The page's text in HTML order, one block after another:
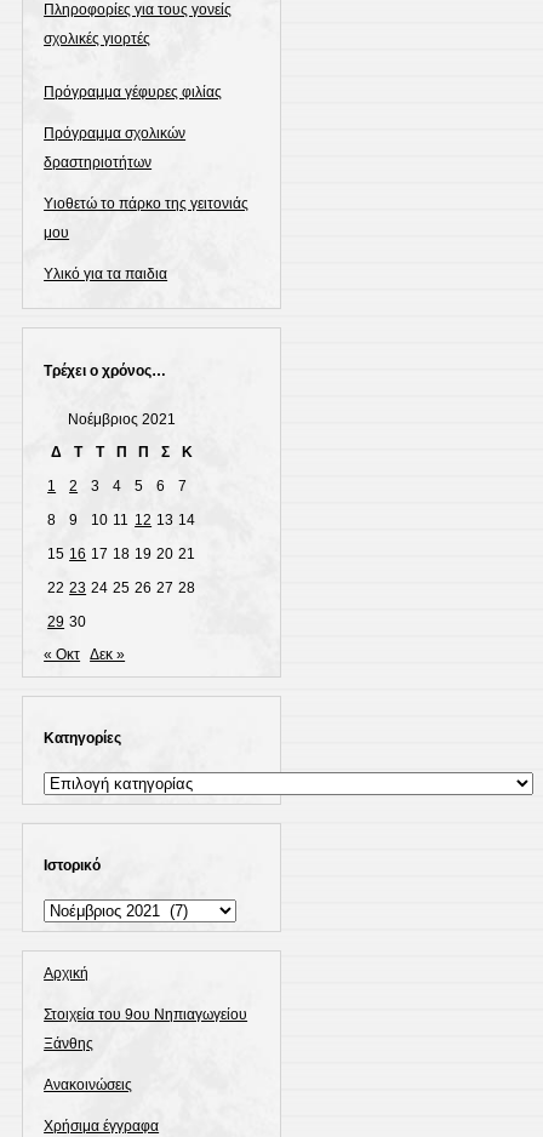
Πληροφορίες για τους γονείς
σχολικές γιορτές
Πρόγραμμα γέφυρες φιλίας
Πρόγραμμα σχολικών
δραστηριοτήτων
Υιοθετώ το πάρκο της γειτονιάς
μου
Υλικό για τα παιδια
Τρέχει ο χρόνος…
Νοέμβριος 2021
Δ
Τ Τ Π Π Σ
Κ
1
2 3 4 5 6
7
8
9 10 11 12 13 14
15 16 17 18 19 20 21
22 23 24 25 26 27 28
29 30
« Οκτ Δεκ »
Kατηγορίες
Kατηγορίες
Ιστορικό
Ιστορικό
Αρχική
Στοιχεία του 9ου Νηπιαγωγείου
Ξάνθης
Ανακοινώσεις
Χρήσιμα έγγραφα